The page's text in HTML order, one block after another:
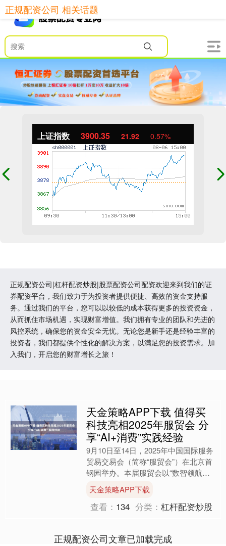
上证指数 3900.35 21.92 0.57%
正规配资公司|杠杆配资炒股|股票配资公司配资欢迎来到我们的证
券配资平台，我们致力于为投资者提供便捷、高效的资金支持服
务。通过我们的平台，您可以以较低的成本获得更多的投资资金，
从而抓住市场机遇，实现财富增值。我们拥有专业的团队和先进的
风控系统，确保您的资金安全无忧。无论您是新手还是经验丰富的
投资者，我们都提供个性化的解决方案，以满足您的投资需求。加
入我们，开启您的财富增长之旅！
正规配资公司 相关话题
天金策略APP下载 值得买
科技亮相2025年服贸会 分
享“AI+消费”实践经验
9月10日至14日，2025年中国国际服务
贸易交易会（简称“服贸会”）在北京首
钢园举办。本届服贸会以“数智领航，
服贸焕新”为主题，为世界各国展示推
介服务领域最新....
天金策略APP下载
查看： 134 分类：杠杆配资炒股
正规配资公司文章已加载完成